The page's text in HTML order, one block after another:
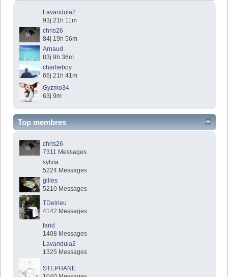
Lavandula2
93j 21h 11m
chris26
84j 19h 56m
Arnaud
83j 9h 36m
charlieboy
66j 21h 41m
Gyzmo34
63j 9m
Top membres
chris26
7311 Messages
sylvia
5224 Messages
gilles
5210 Messages
TDelrieu
4142 Messages
farid
1408 Messages
Lavandula2
1325 Messages
STEPHANE